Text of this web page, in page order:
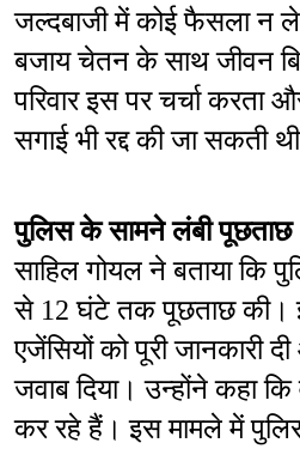
जल्दबाजी में कोई फैसला न
बजाय चेतन के साथ जीवन
परिवार इस पर चर्चा
सगाई भी रद्द की जा सकती
पुलिस के सामने लंबी पूछताछ
साहिल गोयल ने बताया कि
से 12 घंटे तक पूछताछ की।
एजेंसियों को पूरी जानकारी
जवाब दिया। उन्होंने कहा
कर रहे हैं। इस मामले में